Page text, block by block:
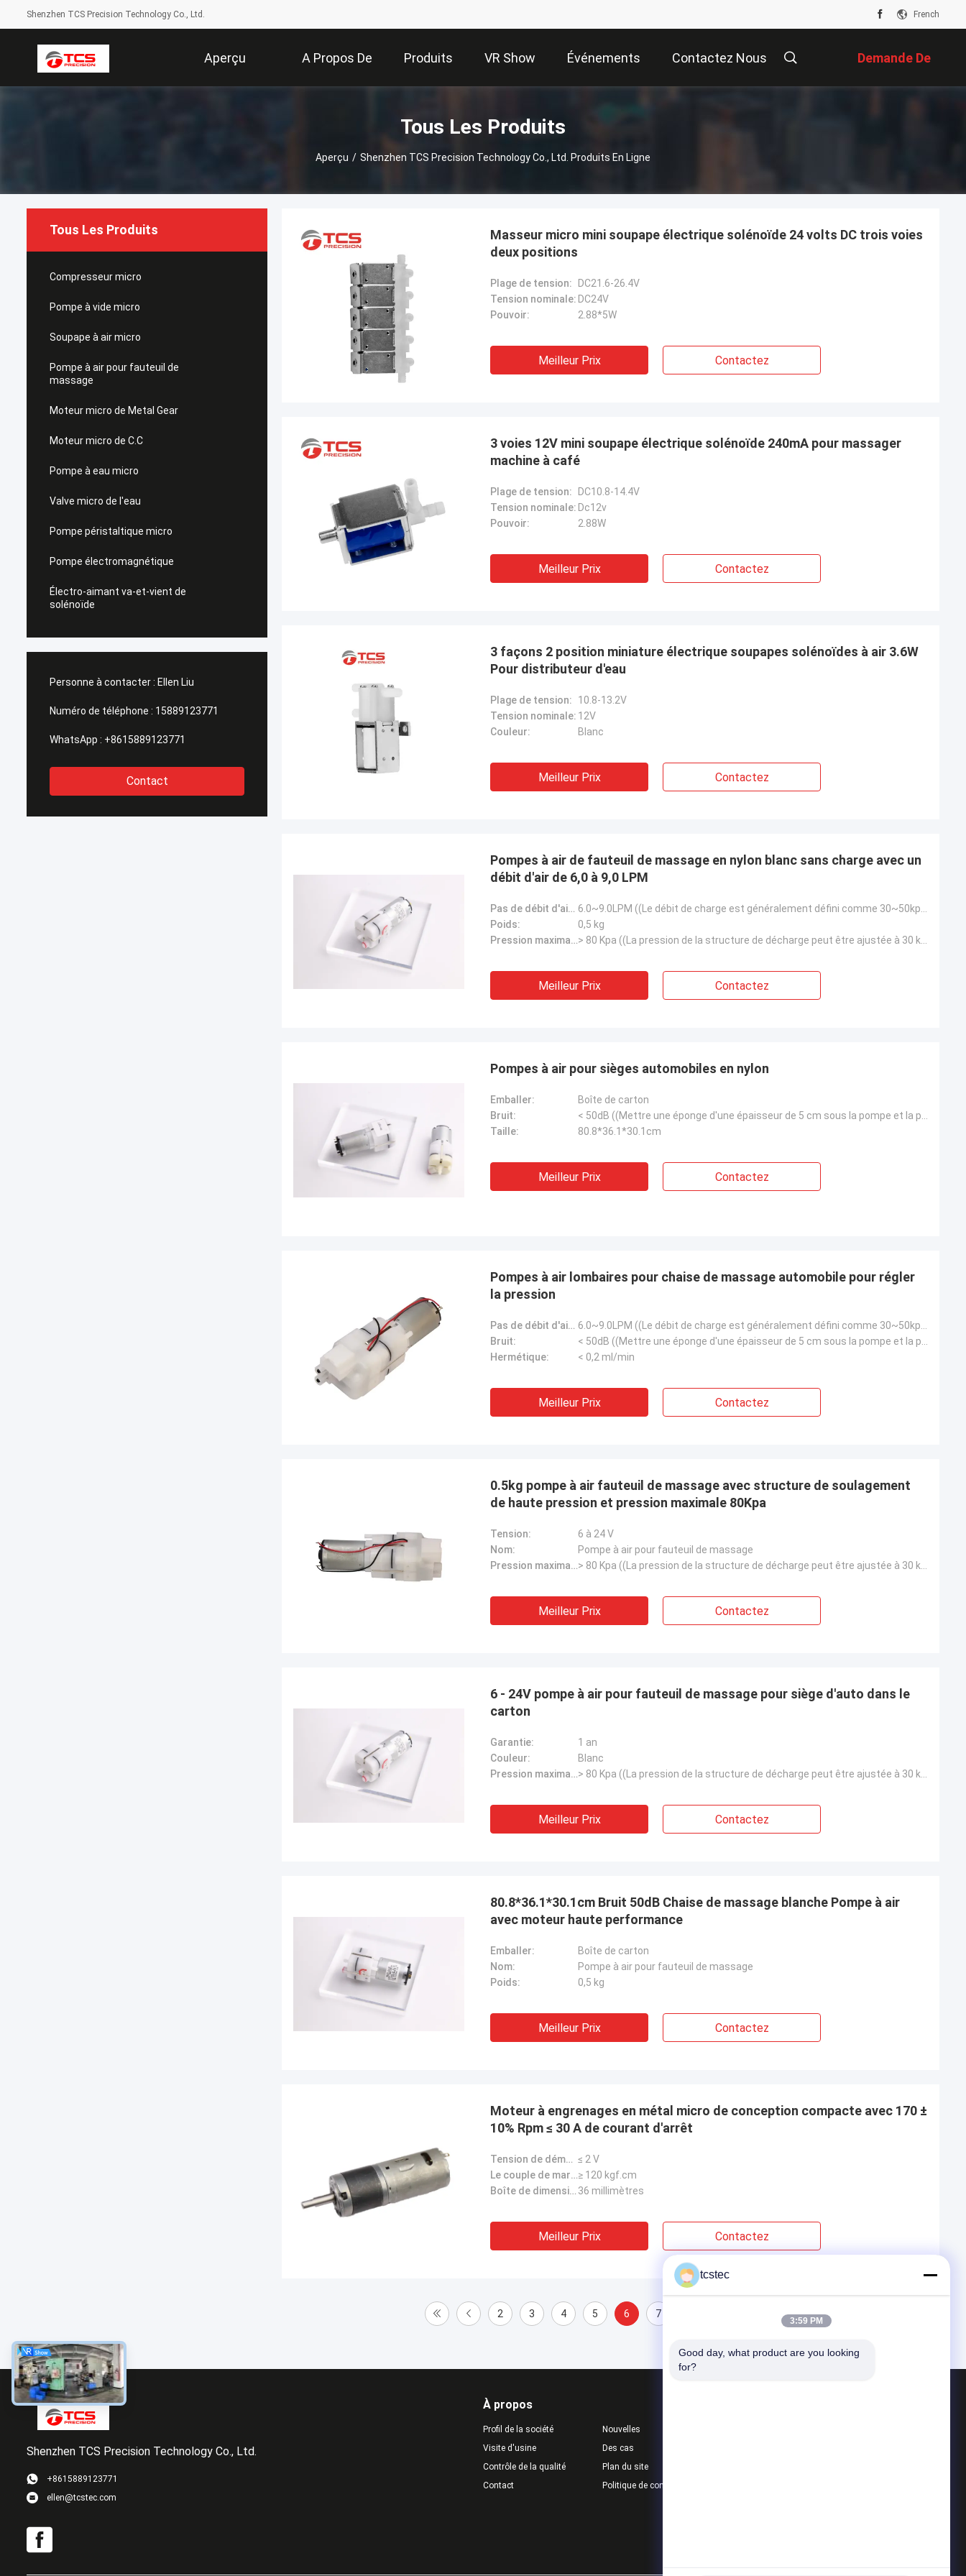
Shenzhen TCS Precision Technology Co., Ltd. French
Aperçu A Propos De Produits VR Show Événements Contactez Nous Demande De
Soumission
Tous Les Produits
Aperçu / Shenzhen TCS Precision Technology Co., Ltd. Produits En Ligne
Tous Les Produits
Compresseur micro
Pompe à vide micro
Soupape à air micro
Pompe à air pour fauteuil de
massage
Moteur micro de Metal Gear
Moteur micro de C.C
Pompe à eau micro
Valve micro de l'eau
Pompe péristaltique micro
Pompe électromagnétique
Électro-aimant va-et-vient de
solénoïde
Personne à contacter : Ellen Liu
Numéro de téléphone : 15889123771
WhatsApp : +8615889123771
Contact
Masseur micro mini soupape électrique solénoïde 24 volts DC trois voies
deux positions
Plage de tension:
DC21.6-26.4V
Tension nominale: DC24V
Pouvoir:
2.88*5W
Meilleur Prix Contactez
3 voies 12V mini soupape électrique solénoïde 240mA pour massager
machine à café
Plage de tension:
DC10.8-14.4V
Tension nominale: Dc12v
Pouvoir:
2.88W
Meilleur Prix Contactez
3 façons 2 position miniature électrique soupapes solénoïdes à air 3.6W
Pour distributeur d'eau
Plage de tension:
10.8-13.2V
Tension nominale: 12V
Couleur:
Blanc
Meilleur Prix Contactez
Pompes à air de fauteuil de massage en nylon blanc sans charge avec un
débit d'air de 6,0 à 9,0 LPM
Pas de débit d'air de charge:
Poids:
0,5 kg
Pression maximale:
Meilleur Prix Contactez
Pompes à air pour sièges automobiles en nylon
Emballer:
Boîte de carton
Bruit:
Taille:
80.8*36.1*30.1cm
Meilleur Prix Contactez
Pompes à air lombaires pour chaise de massage automobile pour régler
la pression
Pas de débit d'air de charge:
Bruit:
Hermétique:
< 0,2 ml/min
Meilleur Prix Contactez
0.5kg pompe à air fauteuil de massage avec structure de soulagement
de haute pression et pression maximale 80Kpa
Tension:
6 à 24 V
Nom:
Pompe à air pour fauteuil de massage
Pression maximale:
Meilleur Prix Contactez
6 - 24V pompe à air pour fauteuil de massage pour siège d'auto dans le
carton
Garantie:
1 an
Couleur:
Blanc
Pression maximale:
Meilleur Prix Contactez
80.8*36.1*30.1cm Bruit 50dB Chaise de massage blanche Pompe à air
avec moteur haute performance
Emballer:
Boîte de carton
Nom:
Pompe à air pour fauteuil de massage
Poids:
0,5 kg
Meilleur Prix Contactez
Moteur à engrenages en métal micro de conception compacte avec 170 ±
10% Rpm ≤ 30 A de courant d'arrêt
Tension de démarrage: ≤ 2 V
Le couple de marche:≥ 120 kgf.cm
Boîte de dimension: 36 millimètres
Meilleur Prix Contactez
2 3 4 5 6 7
Shenzhen TCS Precision Technology Co., Ltd.
+8615889123771
ellen@tcstec.com
À propos
Profil de la société
Visite d'usine
Contrôle de la qualité
Contact
Nouvelles
Des cas
Plan du site
Politique de confidentialité
tcstec
3:59 PM
Good day, what product are you looking
for?